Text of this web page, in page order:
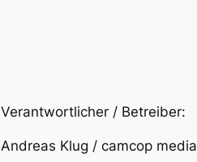
Verantwortlicher / Betreiber:
Andreas Klug / camcop media